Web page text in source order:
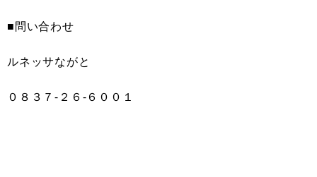
■問い合わせ
ルネッサながと
０８３７‐２６‐６００１